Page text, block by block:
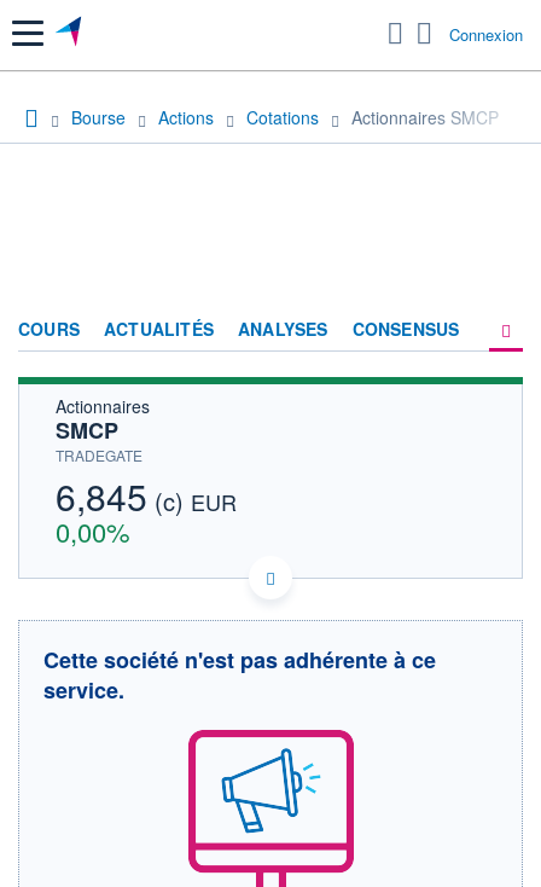
Menu Connexion
Bourse Actions Cotations Actionnaires SMCP
COURS ACTUALITÉS ANALYSES CONSENSUS
Actionnaires
SMCP
TRADEGATE
6,845 (c) EUR
0,00%
FR0013214145 SFC
Cotation sur les autres places
OUVERTURE
+ BAS
0,000
CAPITAL ÉCHANGÉ
DERNIER ÉCHANGE
04.08.26 / 10:08:40
Cette société n'est pas adhérente à ce
service.